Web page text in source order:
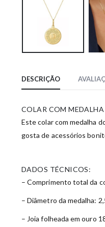
DESCRIÇÃO
COLAR COM
Este colar com medalha
gosta de acessórios
DADOS TÉCNICOS:
– Comprimento total da
– Diâmetro da medalha:
– Joia folheada em ouro